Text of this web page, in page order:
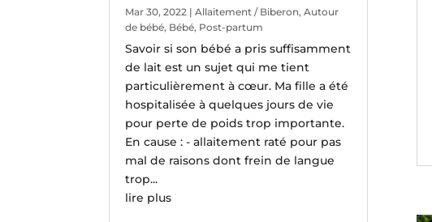
Mar 30, 2022 |Allaitement / Biberon,Autour
de bébé, Bébé, Post-partum
Savoir si son bébé a pris suffisamment
de lait est un sujet qui me tient
particulièrement à cœur. Ma fille a été
hospitalisée à quelques jours de vie
pour perte de poids trop importante.
En cause : - allaitement raté pour pas
mal de raisons dont frein de langue
trop...
lire plus